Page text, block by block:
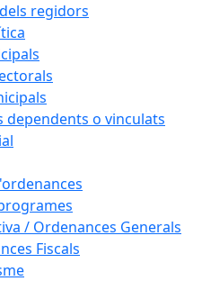
regidors
dependents o vinculats
/ Ordenances Generals
Fiscals